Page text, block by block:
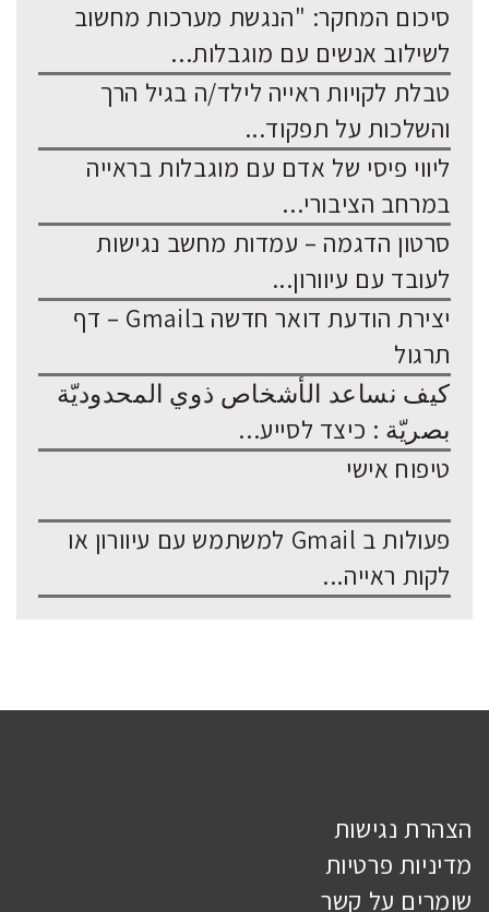
סיכום המחקר: "הנגשת מערכות מחשוב
לשילוב אנשים עם מוגבלות...
טבלת לקויות ראייה לילד/ה בגיל הרך
והשלכות על תפקוד...
ליווי פיסי של אדם עם מוגבלות בראייה
במרחב הציבורי...
סרטון הדגמה – עמדות מחשב נגישות
לעובד עם עיוורון...
יצירת הודעת דואר חדשה בGmail – דף
תרגול
كيف نساعد الأشخاص ذوي المحدوديّة
بصريّة : כיצד לסייע...
טיפוח אישי
פעולות ב Gmail למשתמש עם עיוורון או
לקות ראייה...
הצהרת נגישות
מדיניות פרטיות
שומרים על קשר